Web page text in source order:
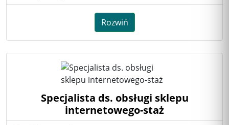
Rozwiń
Specjalista ds. obsługi sklepu
internetowego-staż